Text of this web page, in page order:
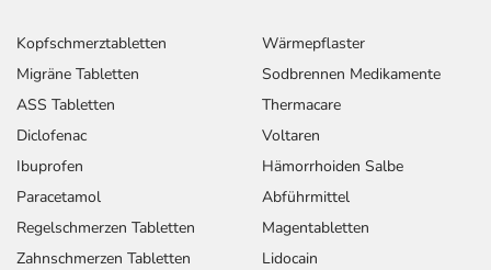
Kopfschmerztabletten
Migräne Tabletten
ASS Tabletten
Diclofenac
Ibuprofen
Paracetamol
Regelschmerzen Tabletten
Zahnschmerzen Tabletten
Wärmepflaster
Sodbrennen Medikamente
Thermacare
Voltaren
Hämorrhoiden Salbe
Abführmittel
Magentabletten
Lidocain